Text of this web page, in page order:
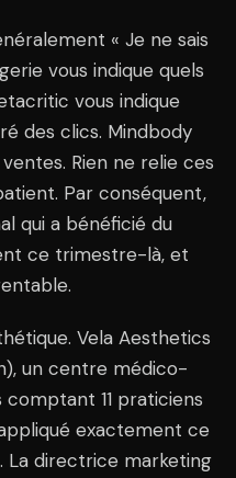
« Je ne sais
vous indique quels
vous indique
des clics. Mindbody
Rien ne relie ces
Par conséquent,
qui a bénéficié du
ce trimestre-là, et
Vela Aesthetics
un centre médico-
11 praticiens
exactement ce
La directrice marketing